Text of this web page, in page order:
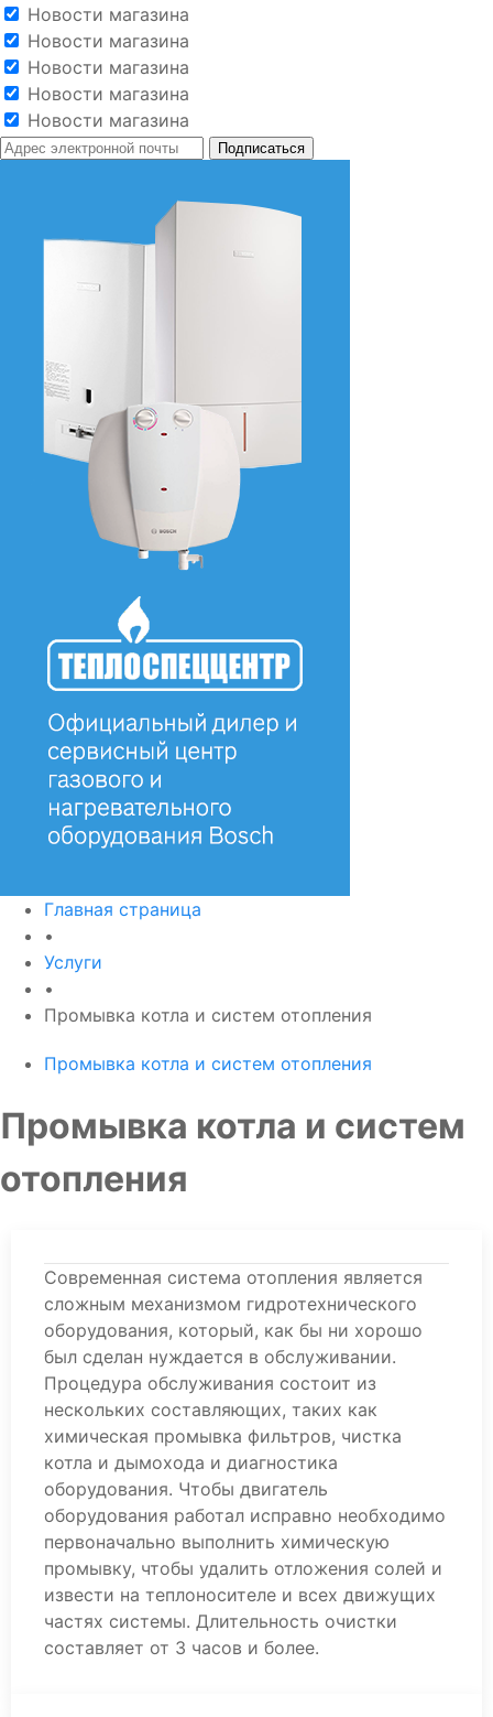
Новости магазина
Новости магазина
Новости магазина
Новости магазина
Новости магазина
Главная страница
•
Услуги
•
Промывка котла и систем отопления
Промывка котла и систем отопления
Промывка котла и систем
отопления
Современная система отопления является
сложным механизмом гидротехнического
оборудования, который, как бы ни хорошо
был сделан нуждается в обслуживании.
Процедура обслуживания состоит из
нескольких составляющих, таких как
химическая промывка фильтров, чистка
котла и дымохода и диагностика
оборудования. Чтобы двигатель
оборудования работал исправно необходимо
первоначально выполнить химическую
промывку, чтобы удалить отложения солей и
извести на теплоносителе и всех движущих
частях системы. Длительность очистки
составляет от 3 часов и более.